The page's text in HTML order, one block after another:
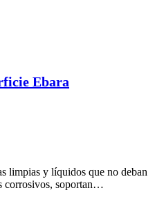
Ebara
limpias y líquidos que no deban
corrosivos, soportan…